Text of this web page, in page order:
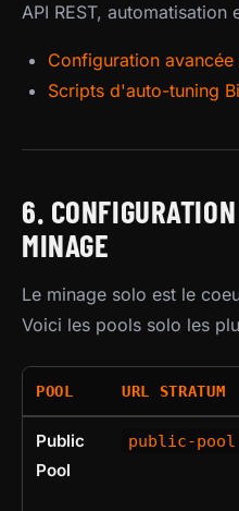
API REST,
Configuration avancée
Scripts d'auto-tuning
6.
MINAGE
Le minage solo est le
Voici les pools solo les
POOL URL STRATUM
Public
Pool
public-